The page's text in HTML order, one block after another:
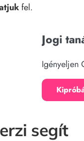
fel.
Jogi
Igényeljen
segít